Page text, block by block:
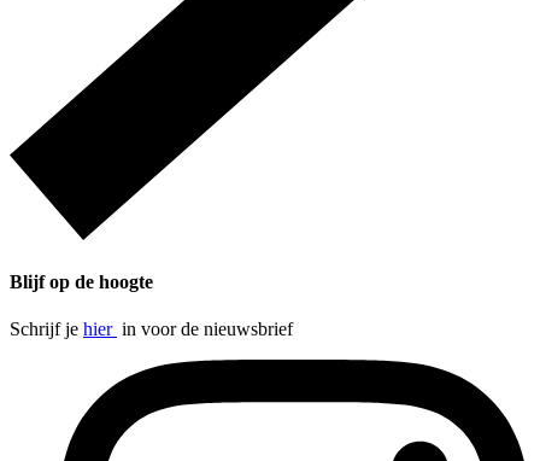
Blijf op de hoogte
Schrijf je hier in voor de nieuwsbrief